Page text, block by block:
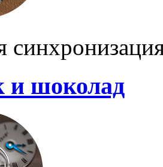
и шоколад